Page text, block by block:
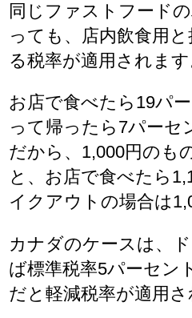
同じファストフード
っても、店内飲食用
る税率が適用されます
お店で食べたら19パ
って帰ったら7パーセ
だから、1,000円のも
と、お店で食べたら
イクアウトの場合は
カナダのケースは、
ば標準税率5パーセン
だと軽減税率が適用さ